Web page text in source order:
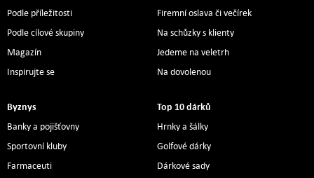
Podle příležitosti
Podle cílové skupiny
Magazín
Inspirujte se
Firemní oslava či večírek
Na schůzky s klienty
Jedeme na veletrh
Na dovolenou
Byznys
Banky a pojišťovny
Sportovní kluby
Farmaceuti
Top 10 dárků
Hrnky a šálky
Golfové dárky
Dárkové sady